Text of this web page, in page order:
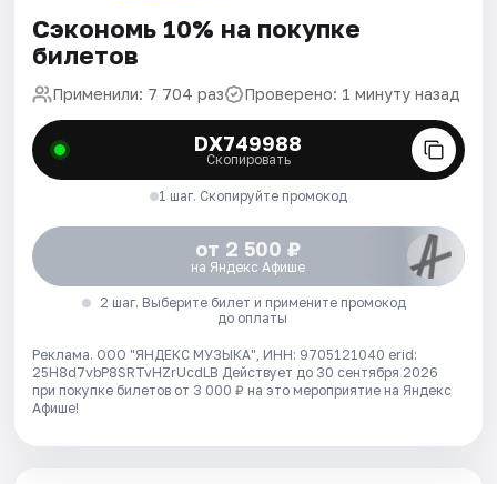
Сэкономь 10% на покупке
билетов
Применили: 7 704 раз Проверено: 1 минуту назад
DX749988
Скопировать
1 шаг. Скопируйте промокод
от 2 500 ₽
на Яндекс Афише
2 шаг. Выберите билет и примените промокод
до оплаты
Реклама. ООО "ЯНДЕКС МУЗЫКА", ИНН: 9705121040 erid:
25H8d7vbP8SRTvHZrUcdLB Действует до 30 сентября 2026
при покупке билетов от 3 000 ₽ на это мероприятие на Яндекс
Афише!